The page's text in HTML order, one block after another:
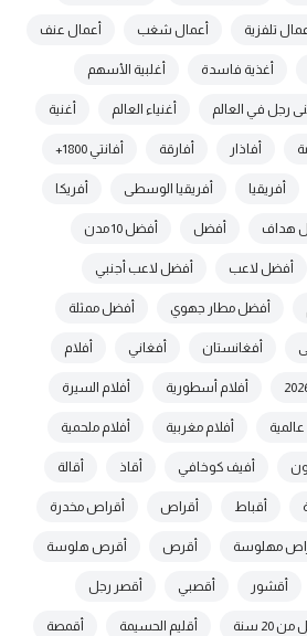
تلفزية أعمال شغب أعمال عنف
أغذية فاسدة أغلبية الأسهم
رجل في العالم أغنياء العالم أغنية
أفاذار أفارقة أفانتي 1800+
أفريقيا أفريقيا الوسطى أفريكا
هداف أفضل أفضل 10 مدن
أفضل لاعب أفضل لاعب أجنبي
أفضل مطار جهوي أفضل ممثلة
أفغانستان أفغاني أفلام
أفلام أسطورية أفلام السيرة
عالمية أفلام مغربية أفلام ملحمية
أفيف كوخافي أقاذ أقالة
أقباط أقراص أقراص مخدرة
مهلوسة أقرص أقرص هلوسة
أقشور أقصبي أقصر رجل
من 20 سنة أقليم الحسيمة أقمصة